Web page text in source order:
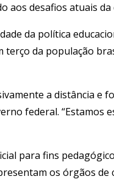
desafios atuais da
da política
terço da população
a distância e
federal. “Estamos
para fins
os órgãos